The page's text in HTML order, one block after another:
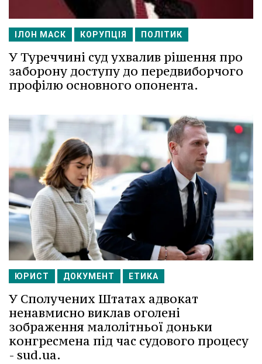
ІЛОН МАСК КОРУПЦІЯ ПОЛІТИК
У Туреччині суд ухвалив рішення про
заборону доступу до передвиборчого
профілю основного опонента.
ЮРИСТ ДОКУМЕНТ ЕТИКА
У Сполучених Штатах адвокат
ненавмисно виклав оголені
зображення малолітньої доньки
конгресмена під час судового процесу
- sud.ua.